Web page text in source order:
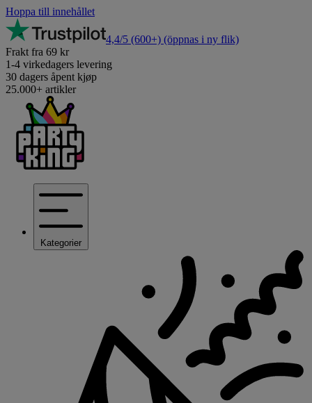
Hoppa till innehållet
4,4/5 (600+) (öppnas i ny flik)
Frakt fra 69 kr
1-4 virkedagers levering
30 dagers åpent kjøp
25.000+ artikler
Kategorier